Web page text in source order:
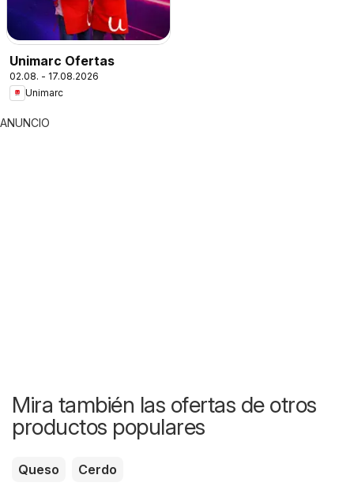
Unimarc Ofertas
02.08. - 17.08.2026
Unimarc
ANUNCIO
Mira también las ofertas de otros
productos populares
Queso Cerdo